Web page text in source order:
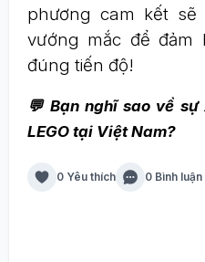
phương cam kết
vướng mắc để đảm
đúng tiến độ!
💬 Bạn nghĩ sao về
LEGO tại Việt Nam?
0 Yêu thích 0 Bình luận